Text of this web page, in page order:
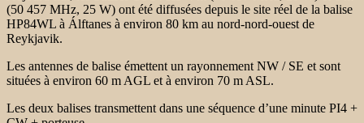
(50 457 MHz, 25 W) ont été diffusées depuis le site réel de la balise
HP84WL à Álftanes à environ 80 km au nord-nord-ouest de
Reykjavik.
Les antennes de balise émettent un rayonnement NW / SE et sont
situées à environ 60 m AGL et à environ 70 m ASL.
Les deux balises transmettent dans une séquence d’une minute PI4 +